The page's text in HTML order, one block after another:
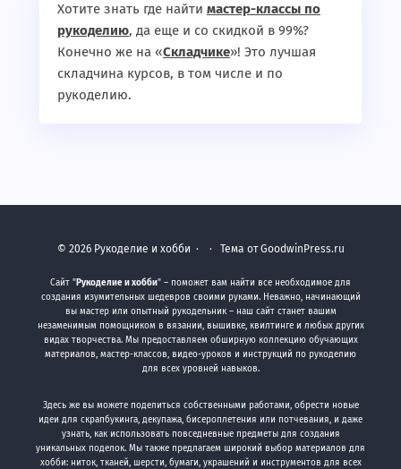
Хотите знать где найти мастер-классы по
рукоделию, да еще и со скидкой в 99%?
Конечно же на «Складчике»! Это лучшая
складчина курсов, в том числе и по
рукоделию.
© 2026 Рукоделие и хобби · · Тема от GoodwinPress.ru
Сайт "Рукоделие и хобби" – поможет вам найти все необходимое для
создания изумительных шедевров своими руками. Неважно, начинающий
вы мастер или опытный рукодельник – наш сайт станет вашим
незаменимым помощником в вязании, вышивке, квилтинге и любых других
видах творчества. Мы предоставляем обширную коллекцию обучающих
материалов, мастер-классов, видео-уроков и инструкций по рукоделию
для всех уровней навыков.
Здесь же вы можете поделиться собственными работами, обрести новые
идеи для скрапбукинга, декупажа, бисероплетения или потчевания, и даже
узнать, как использовать повседневные предметы для создания
уникальных поделок. Мы также предлагаем широкий выбор материалов для
хобби: ниток, тканей, шерсти, бумаги, украшений и инструментов для всех